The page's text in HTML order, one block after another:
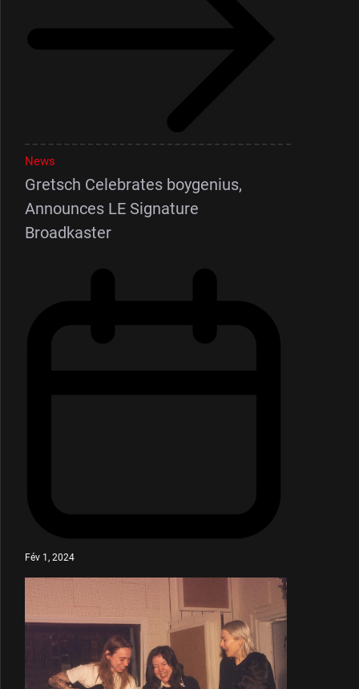
News
Gretsch Celebrates boygenius,
Announces LE Signature
Broadkaster
Fév 1, 2024